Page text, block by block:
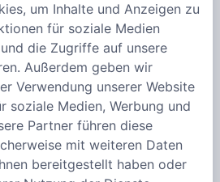
dass sie bei normalem Verlauf
erreicht.
kann der Käufer nach
gesetzten angemessenen
zurückzutreten, wenn die
nicht versandbereit
wird erst durch Eingang der
des Käufers beim
um Inhalte und Anzeigen zu
für soziale Medien
die Zugriffe auf unsere
Außerdem geben wir
Verwendung unserer Website
soziale Medien, Werbung und
Partner führen diese
mit weiteren Daten
bereitgestellt haben oder